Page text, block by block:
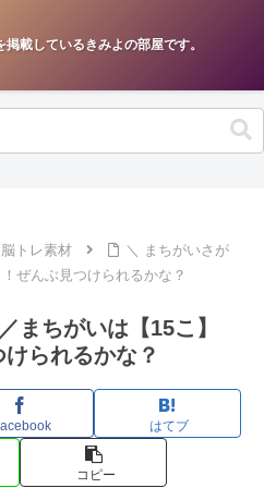
載しているきみよの部屋です。
トレ素材
＼ まちがいさが
ぜんぶ見つけられるかな？
まちがいは【15こ】
られるかな？
はてブ
コピー